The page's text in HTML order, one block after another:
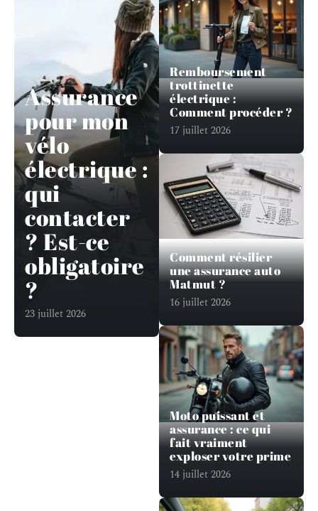
Assurance
pour mon
vélo
électrique :
qui
contacter
? Est-ce
obligatoire
?
23 juillet 2026
Remboursement
trottinette
électrique :
Comment procéder ?
17 juillet 2026
Comment résilier
une assurance auto
Matmut ?
16 juillet 2026
Moto puissant et
assurance : ce qui
fait vraiment
exploser votre prime
14 juillet 2026